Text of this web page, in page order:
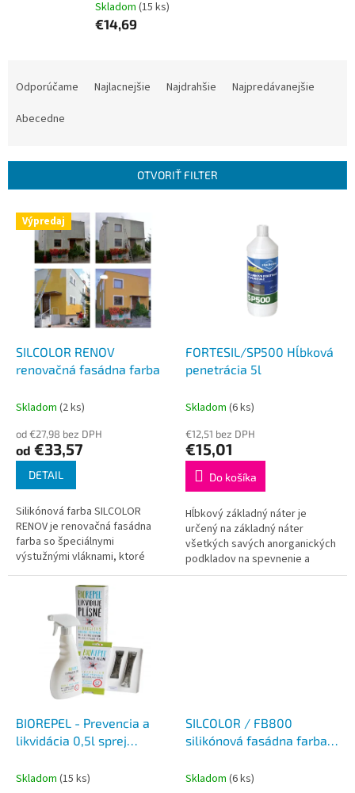
Skladom (15 ks)
€14,69
p
Odporúčame Najlacnejšie Najdrahšie
Najpredávanejšie
Abecedne
OTVORIŤ FILTER
V Výpredaj
SILCOLOR RENOV
renovačná fasádna farba
Skladom (2 ks)
od €27,98 bez DPH
od €33,57
DETAIL
Silikónová farba SILCOLOR
RENOV je renovačná fasádna
farba so špeciálnymi
výstužnými vláknami, ktoré
umožňujú preklenúť statické
vlasové trhliny v podklade.
Povlak má vysoký...
FORTESIL/SP500 Hĺbková
penetrácia 5l
Skladom (6 ks)
€12,51 bez DPH
€15,01
Do košíka
Hĺbkový základný náter je
určený na základný náter
všetkých savých anorganických
podkladov na spevnenie a
zjednotenie podkladu.
BIOREPEL - Prevencia a
likvidácia 0,5l sprej
Skladom (15 ks)
SILCOLOR / FB800
silikónová fasádna farba -
Skladom (6 ks)